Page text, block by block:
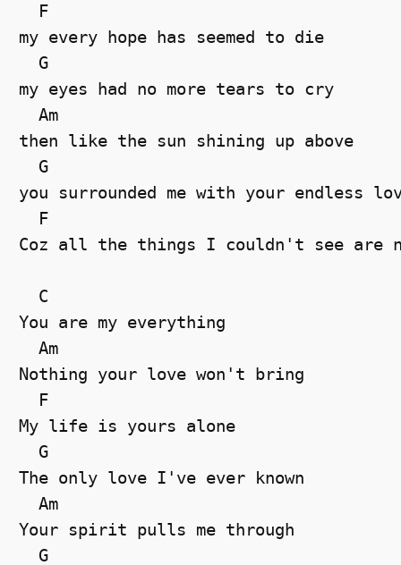
  F
my every hope has seemed to die
  G
my eyes had no more tears to cry
  Am
then like the sun shining up above
  G
you surrounded me with your endless
F
Coz all the things I couldn't see are
  C
You are my everything
  Am
Nothing your love won't bring
  F
My life is yours alone
  G
The only love I've ever known
  Am
Your spirit pulls me through
  G